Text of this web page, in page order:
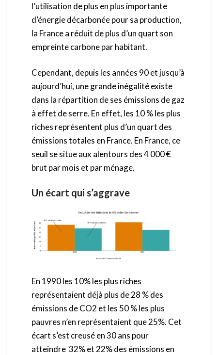
l’utilisation de plus en plus importante
d’énergie décarbonée pour sa production,
la France a réduit de plus d’un quart son
empreinte carbone par habitant.
Cependant, depuis les années 90 et jusqu’à
aujourd’hui, une grande inégalité existe
dans la répartition de ses émissions de gaz
à effet de serre. En effet, les 10 % les plus
riches représentent plus d’un quart des
émissions totales en France. En France, ce
seuil se situe aux alentours des 4 000 €
brut par mois et par ménage.
Un écart qui s’aggrave
En 1990 les 10% les plus riches
représentaient déjà plus de 28 % des
émissions de CO2 et les 50 % les plus
pauvres n’en représentaient que 25%. Cet
écart s’est creusé en 30 ans pour
atteindre 32% et 22% des émissions en